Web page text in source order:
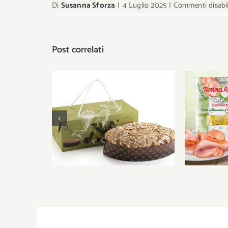
Di Susanna Sforza | 4 Luglio 2025 | Commenti
Post correlati